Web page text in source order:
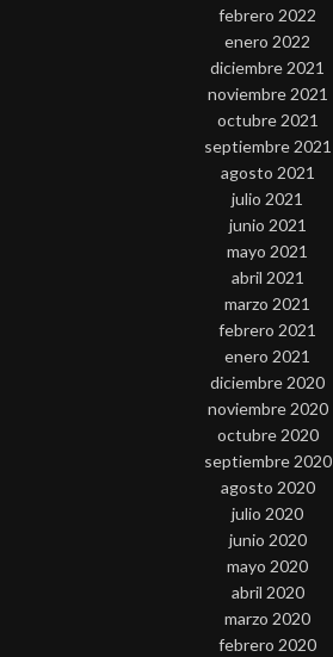
febrero 2022
enero 2022
diciembre 2021
noviembre 2021
octubre 2021
septiembre 2021
agosto 2021
julio 2021
junio 2021
mayo 2021
abril 2021
marzo 2021
febrero 2021
enero 2021
diciembre 2020
noviembre 2020
octubre 2020
septiembre 2020
agosto 2020
julio 2020
junio 2020
mayo 2020
abril 2020
marzo 2020
febrero 2020